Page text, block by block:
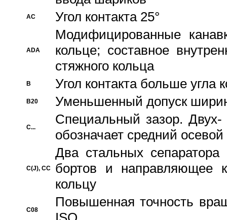
AC Угол контакта 25°
ADA
Модифицированные
кольце; составное
стяжного кольца
B Угол контакта больше угла
B20 Уменьшенный допуск
C...
Специальный зазор.
обозначает средний
C(J), CC
Два стальных сепаратора
бортов и направляющее
кольцу
C08
Повышенная точность